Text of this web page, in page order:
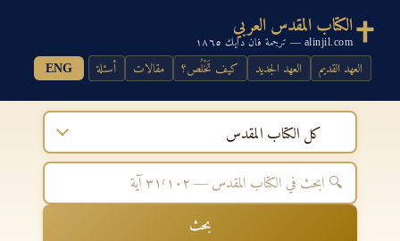
الكتاب المقدس العربي
alinjil.com — ترجمة فان دايك ١٨٦٥
العهد القديم العهد الجديد كيف تَخْلُص؟ مقالات أسئلة ENG
كل الكتاب المقدس
بحث